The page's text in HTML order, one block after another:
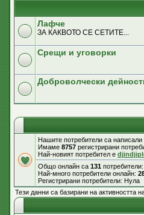
Лафче
ЗА КАКВОТО СЕ СЕТИТЕ...
Срещи и уговорки
Доброволчески
Нашите потребители са написали
Имаме 8757 регистрирани
Най-новият потребител е
Общо онлайн са 131
Най-много потребители онлайн:
Регистрирани потребители: Нула
Тези данни са базирани на активността